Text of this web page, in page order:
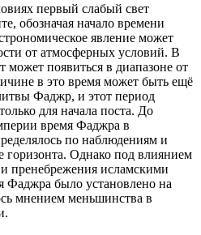
первый слабый свет
обозначая начало времени
явление может
от атмосферных условий. В
может появиться в диапазоне от
в это время может быть ещё
Фаджр, и этот период
для начала поста. До
время Фаджра в
по наблюдениям и
горизонта. Однако под влиянием
пренебрежения исламскими
Фаджра было установлено на
мнением меньшинства в